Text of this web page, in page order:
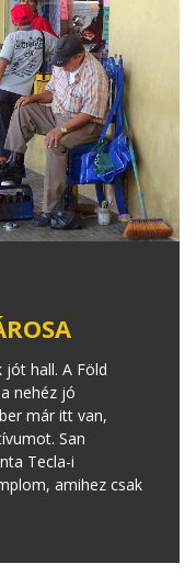
jót hall. A Föld
nehéz jó
már itt van,
San
Tecla-i
amihez csak